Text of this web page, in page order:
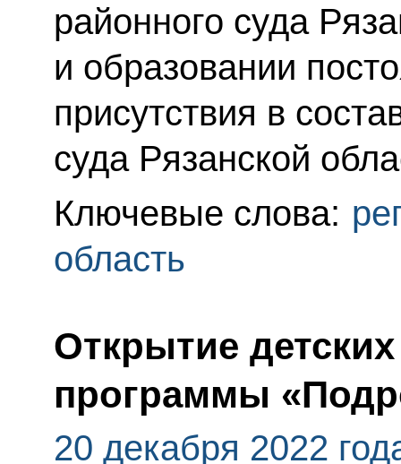
районного суда
и образовании
присутствия в
суда Рязанской
Ключевые слова:
область
Открытие
программы
20 декабря 2022